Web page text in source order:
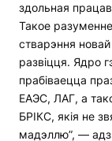
здольная
Такое
стварэння
развіцця. Ядро
прабіваецца
ЕАЭС, ЛАГ, а
БРІКС, якія не
мадэллю”, —